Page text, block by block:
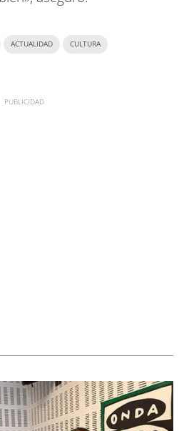
ACTUALIDAD CULTURA